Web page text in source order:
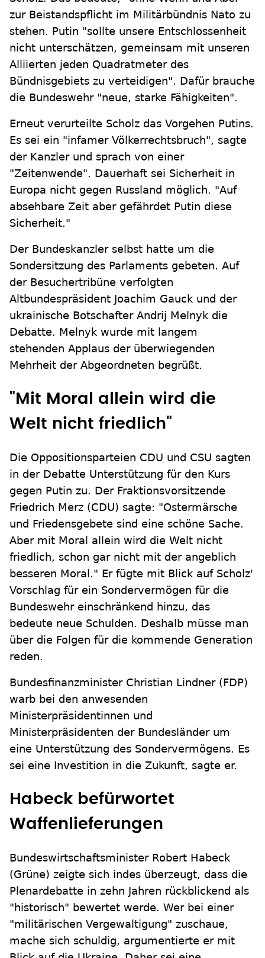
zur Beistandspflicht im Militärbündnis Nato zu
stehen. Putin "sollte unsere Entschlossenheit
nicht unterschätzen, gemeinsam mit unseren
Alliierten jeden Quadratmeter des
Bündnisgebiets zu verteidigen". Dafür brauche
die Bundeswehr "neue, starke Fähigkeiten".
Erneut verurteilte Scholz das Vorgehen Putins.
Es sei ein "infamer Völkerrechtsbruch", sagte
der Kanzler und sprach von einer
"Zeitenwende". Dauerhaft sei Sicherheit in
Europa nicht gegen Russland möglich. "Auf
absehbare Zeit aber gefährdet Putin diese
Sicherheit."
Der Bundeskanzler selbst hatte um die
Sondersitzung des Parlaments gebeten. Auf
der Besuchertribüne verfolgten
Altbundespräsident Joachim Gauck und der
ukrainische Botschafter Andrij Melnyk die
Debatte. Melnyk wurde mit langem
stehenden Applaus der überwiegenden
Mehrheit der Abgeordneten begrüßt.
"Mit Moral allein wird die
Welt nicht friedlich"
Die Oppositionsparteien CDU und CSU sagten
in der Debatte Unterstützung für den Kurs
gegen Putin zu. Der Fraktionsvorsitzende
Friedrich Merz (CDU) sagte: "Ostermärsche
und Friedensgebete sind eine schöne Sache.
Aber mit Moral allein wird die Welt nicht
friedlich, schon gar nicht mit der angeblich
besseren Moral." Er fügte mit Blick auf Scholz'
Vorschlag für ein Sondervermögen für die
Bundeswehr einschränkend hinzu, das
bedeute neue Schulden. Deshalb müsse man
über die Folgen für die kommende Generation
reden.
Bundesfinanzminister Christian Lindner (FDP)
warb bei den anwesenden
Ministerpräsidentinnen und
Ministerpräsidenten der Bundesländer um
eine Unterstützung des Sondervermögens. Es
sei eine Investition in die Zukunft, sagte er.
Habeck befürwortet
Waffenlieferungen
Bundeswirtschaftsminister Robert Habeck
(Grüne) zeigte sich indes überzeugt, dass die
Plenardebatte in zehn Jahren rückblickend als
"historisch" bewertet werde. Wer bei einer
"militärischen Vergewaltigung" zuschaue,
mache sich schuldig, argumentierte er mit